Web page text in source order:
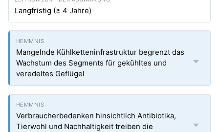
Langfristig (≥ 4 Jahre)
Mangelnde Kühlketteninfrastruktur begrenzt das
Wachstum des Segments für gekühltes und
veredeltes Geflügel
Verbraucherbedenken hinsichtlich Antibiotika,
Tierwohl und Nachhaltigkeit treiben die